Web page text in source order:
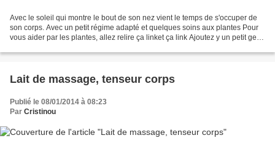
Avec le soleil qui montre le bout de son nez vient le temps de s'occuper de
son corps. Avec un petit régime adapté et quelques soins aux plantes Pour
vous aider par les plantes, allez relire ça linket ça link Ajoutez y un petit gel
Lait de massage, tenseur corps
Publié le 08/01/2014 à 08:23
Par Cristinou